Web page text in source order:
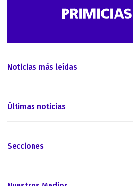
Noticias más leídas
Últimas noticias
Secciones